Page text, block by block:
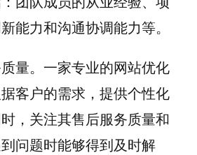
能力和沟通协调能力等。
量。一家专业的网站优化
客户的需求，提供个性化
，关注其售后服务质量和
问题时能够得到及时解